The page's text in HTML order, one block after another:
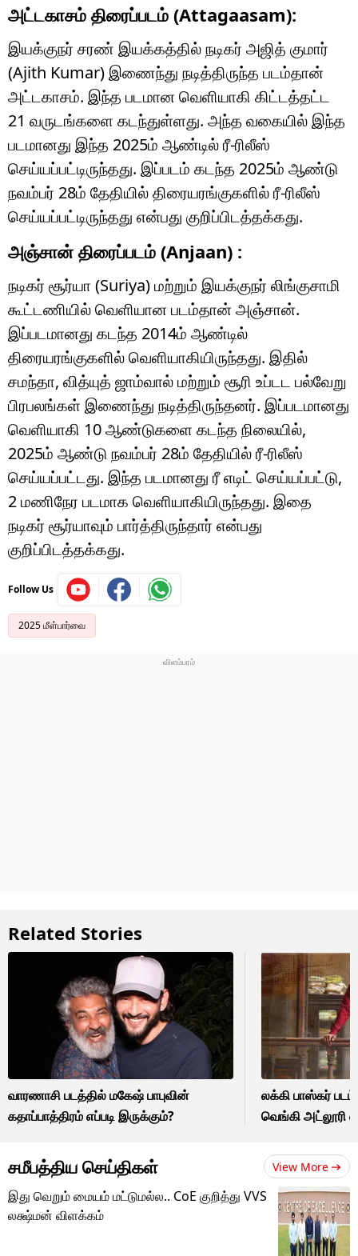
அட்டகாசம் திரைப்படம் (Attagaasam):
இயக்குநர் சரண் இயக்கத்தில் நடிகர் அஜித் குமார்
(Ajith Kumar) இணைந்து நடித்திருந்த படம்தான்
அட்டகாசம். இந்த படமான வெளியாகி கிட்டத்தட்ட
21 வருடங்களை கடந்துள்ளது. அந்த வகையில் இந்த
படமானது இந்த 2025ம் ஆண்டில் ரீ-ரிலீஸ்
செய்யப்பட்டிருந்தது. இப்படம் கடந்த 2025ம் ஆண்டு
நவம்பர் 28ம் தேதியில் திரையரங்குகளில் ரீ-ரிலீஸ்
செய்யப்பட்டிருந்தது என்பது குறிப்பிடத்தக்கது.
அஞ்சான் திரைப்படம் (Anjaan) :
நடிகர் சூர்யா (Suriya) மற்றும் இயக்குநர் லிங்குசாமி
கூட்டணியில் வெளியான படம்தான் அஞ்சான்.
இப்படமானது கடந்த 2014ம் ஆண்டில்
திரையரங்குகளில் வெளியாகியிருந்தது. இதில்
சமந்தா, வித்யுத் ஜாம்வால் மற்றும் சூரி உப்டட பல்வேறு
பிரபலங்கள் இணைந்து நடித்திருந்தனர். இப்படமானது
வெளியாகி 10 ஆண்டுகளை கடந்த நிலையில்,
2025ம் ஆண்டு நவம்பர் 28ம் தேதியில் ரீ-ரிலீஸ்
செய்யப்பட்டது. இந்த படமானது ரீ எடிட் செய்யப்பட்டு,
2 மணிநேர படமாக வெளியாகியிருந்தது. இதை
நடிகர் சூர்யாவும் பார்த்திருந்தார் என்பது
குறிப்பிடத்தக்கது.
Follow Us
2025 மீள்பார்வை
Related Stories
வாரணாசி படத்தில் மகேஷ் பாபுவின்
கதாப்பாத்திரம் எப்படி இருக்கும்?
லக்கி பாஸ்கர்
வெங்கி அட்லூரி
சமீபத்திய செய்திகள் View More
இது வெறும் மையம் மட்டுமல்ல.. CoE குறித்து VVS
லக்ஷ்மன் விளக்கம்